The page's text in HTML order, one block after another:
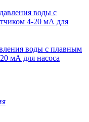
воды с плавным
мА для насоса